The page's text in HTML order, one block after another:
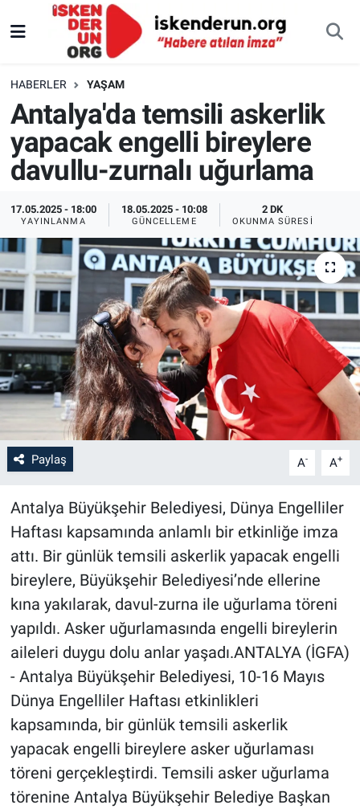
HABERLER YAŞAM
Antalya'da temsili askerlik
yapacak engelli bireylere
davullu-zurnalı uğurlama
17.05.2025 - 18:00
YAYINLANMA
18.05.2025 - 10:08
GÜNCELLEME
2 DK
OKUNMA SÜRESI
Paylaş A- A+
Antalya Büyükşehir Belediyesi, Dünya Engelliler
Haftası kapsamında anlamlı bir etkinliğe imza
attı. Bir günlük temsili askerlik yapacak engelli
bireylere, Büyükşehir Belediyesi’nde ellerine
kına yakılarak, davul-zurna ile uğurlama töreni
yapıldı. Asker uğurlamasında engelli bireylerin
aileleri duygu dolu anlar yaşadı.ANTALYA (İGFA)
- Antalya Büyükşehir Belediyesi, 10-16 Mayıs
Dünya Engelliler Haftası etkinlikleri
kapsamında, bir günlük temsili askerlik
yapacak engelli bireylere asker uğurlaması
töreni gerçekleştirdi. Temsili asker uğurlama
törenine Antalya Büyükşehir Belediye Başkan